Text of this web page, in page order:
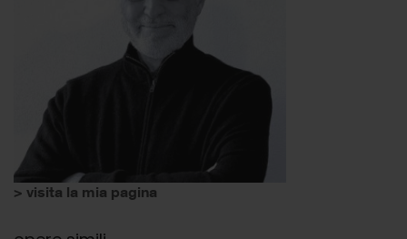
> visita la mia pagina